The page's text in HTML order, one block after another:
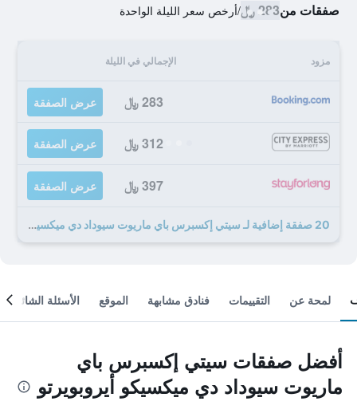
صفقات من283 ﷼ /أرخص سعر الليلة الواحدة
مزود الإجمالي في الليلة
283 ﷼ عرض الصفقة
312 ﷼ عرض الصفقة
397 ﷼ عرض الصفقة
20 صفقة إضافية لـ سيتي إكسبرس باي ماريوت سيوداد دي ميكسيكو أيروبويرتو
لمحة عن التقييمات فنادق مشابهة الموقع الأسئلة الشائعة
أفضل صفقات سيتي إكسبرس باي
ماريوت سيوداد دي ميكسيكو أيروبويرتو